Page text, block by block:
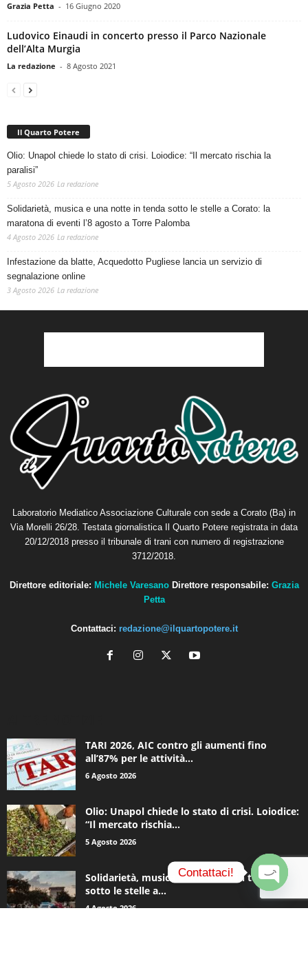
Grazia Petta - 16 Giugno 2020
Ludovico Einaudi in concerto presso il Parco Nazionale
dell’Alta Murgia
La redazione - 8 Agosto 2021
Il Quarto Potere
Olio: Unapol chiede lo stato di crisi. Loiodice: “Il mercato rischia la
paralisi”
5 Agosto 2026 La redazione
Solidarietà, musica e una notte in tenda sotto le stelle a Corato: la
maratona di eventi l’8 agosto a Torre Palomba
4 Agosto 2026 La redazione
Infestazione da blatte, Acquedotto Pugliese lancia un servizio di
segnalazione online
3 Agosto 2026 La redazione
Laboratorio Mediatico Associazione Culturale con sede a Corato (Ba) in
Via Morelli 26/28. Testata giornalistica Il Quarto Potere registrata in data
20/12/2018 presso il tribunale di trani con numero di registrazione
3712/2018.
Direttore editoriale: Michele Varesano Direttore responsabile: Grazia
Petta
Contattaci: redazione@ilquartopotere.it
TARI 2026, AIC contro gli aumenti fino
all’87% per le attività...
6 Agosto 2026
Olio: Unapol chiede lo stato di crisi. Loiodice:
“Il mercato rischia...
5 Agosto 2026
Solidarietà, musica e una notte in tenda
sotto le stelle a...
4 Agosto 2026
Contattaci!
O